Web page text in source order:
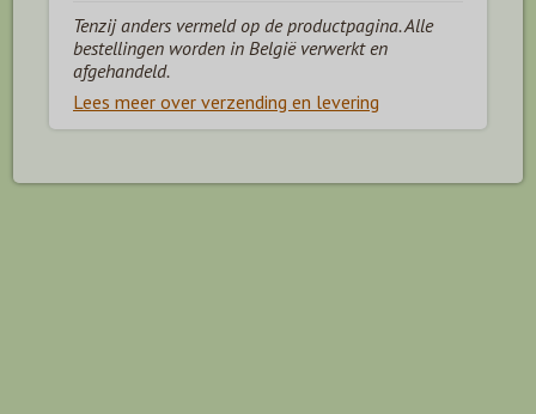
Tenzij anders vermeld op de productpagina. Alle
bestellingen worden in België verwerkt en
afgehandeld.
Lees meer over verzending en levering